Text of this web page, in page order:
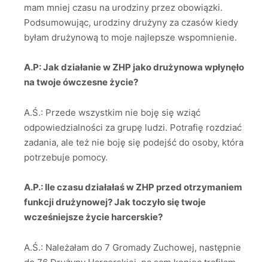
mam mniej czasu na urodziny przez obowiązki.
Podsumowując, urodziny drużyny za czasów kiedy
byłam drużynową to moje najlepsze wspomnienie.
A.P: Jak działanie w ZHP jako drużynowa wpłynęło
na twoje ówczesne życie?
A.Ś.: Przede wszystkim nie boję się wziąć
odpowiedzialności za grupę ludzi. Potrafię rozdziać
zadania, ale też nie boję się podejść do osoby, która
potrzebuje pomocy.
A.P.: Ile czasu działałaś w ZHP przed otrzymaniem
funkcji drużynowej? Jak toczyło się twoje
wcześniejsze życie harcerskie?
A.Ś.: Należałam do 7 Gromady Zuchowej, następnie